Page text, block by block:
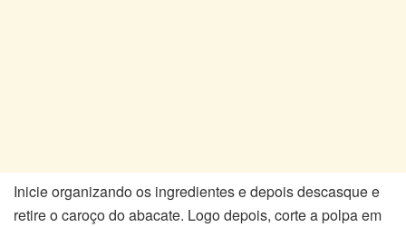
Inicie organizando os ingredientes e depois descasque e
retire o caroço do abacate. Logo depois, corte a polpa em